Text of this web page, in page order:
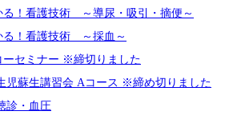
る！看護技術 ～導尿・吸引・摘便～
る！看護技術 ～採血～
ーセミナー ※締切りました
児蘇生講習会 Aコース ※締め切りました
診・血圧